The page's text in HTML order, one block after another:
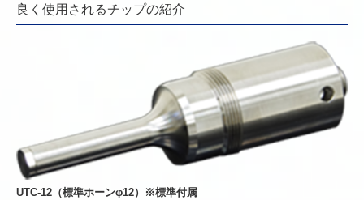
良く使用されるチップの紹介
UTC-12（標準ホーンφ12）※標準付属